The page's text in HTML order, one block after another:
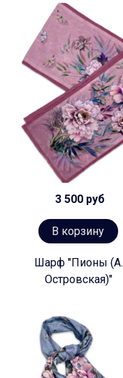
3 500 руб
В корзину
Шарф "Пионы (А.
Островская)"